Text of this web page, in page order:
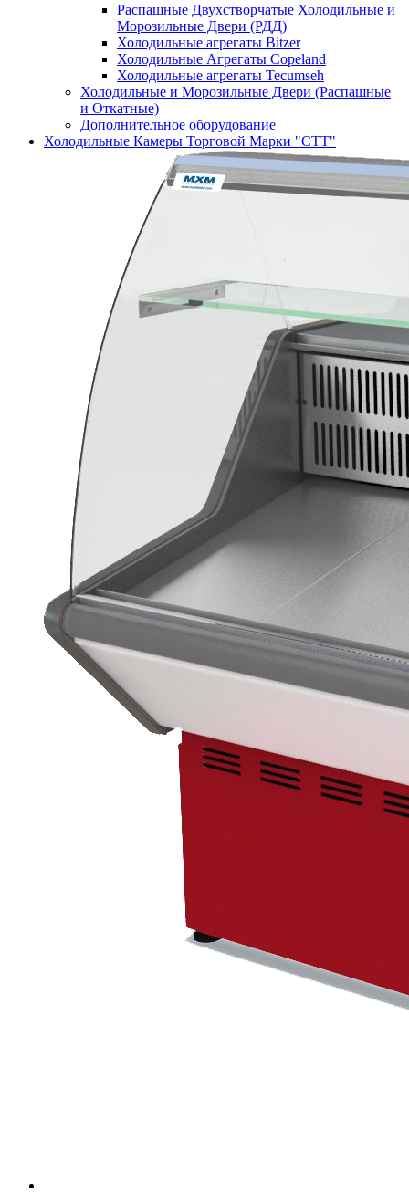
Распашные Двухстворчатые Холодильные и
Морозильные Двери (РДД)
Холодильные агрегаты Bitzer
Холодильные Агрегаты Copeland
Холодильные агрегаты Tecumseh
Холодильные и Морозильные Двери (Распашные
и Откатные)
Дополнительное оборудование
Холодильные Камеры Торговой Марки "СТТ"